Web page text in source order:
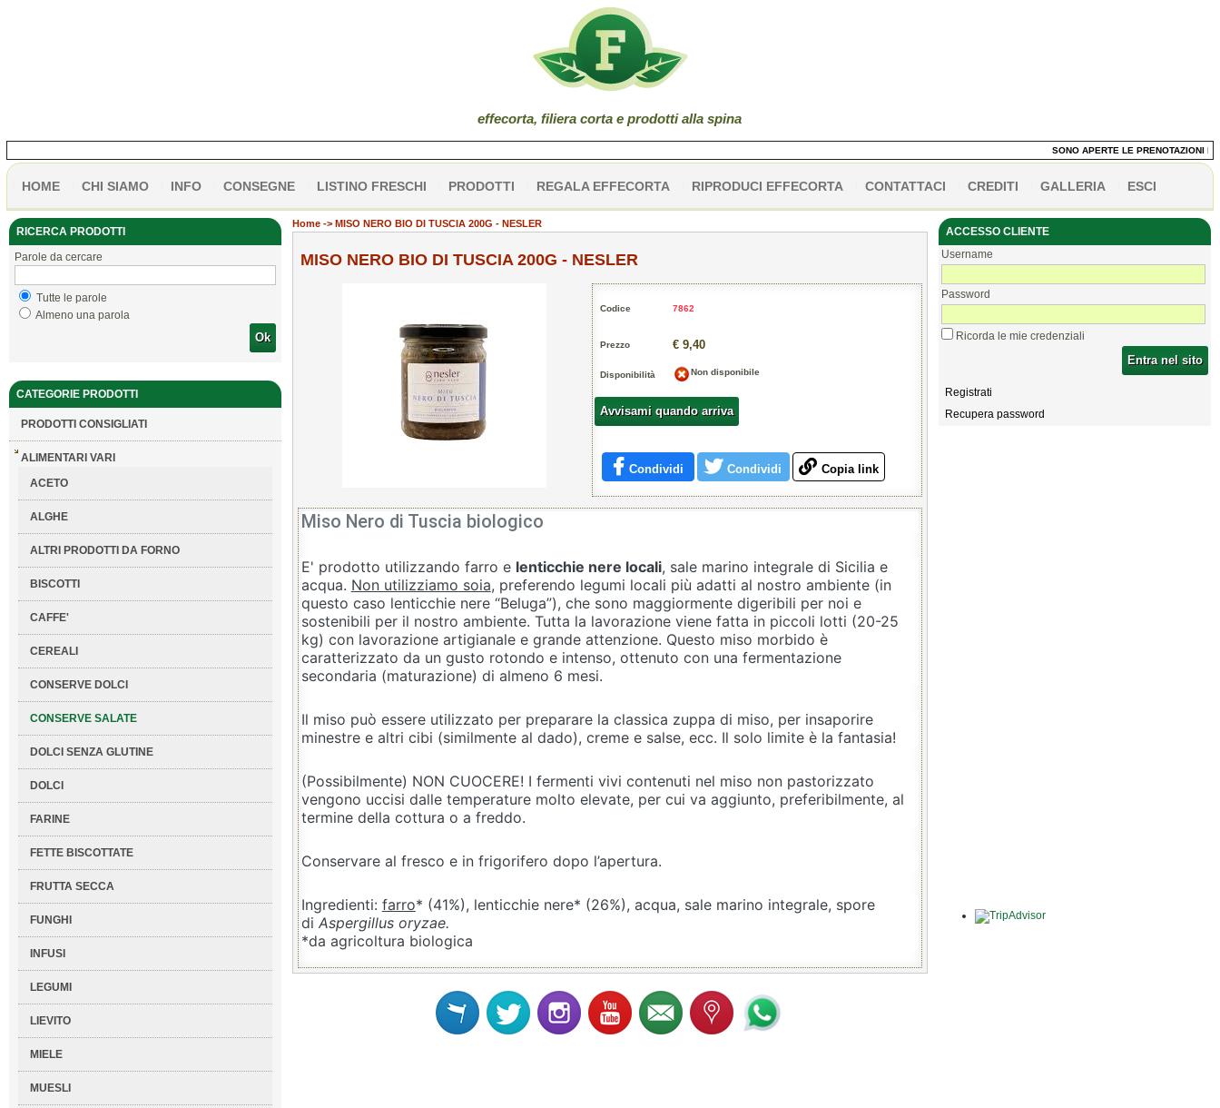
effecorta, filiera corta e prodotti alla spina
SONO APERTE LE PRENOTAZIONI DEI
HOME CHI SIAMO INFO CONSEGNE LISTINO FRESCHI PRODOTTI REGALA EFFECORTA RIPRODUCI EFFECORTA CONTATTACI CREDITI GALLERIA ESCI
RICERCA PRODOTTI
Parole da cercare
Tutte le parole
Almeno una parola
Ok
CATEGORIE PRODOTTI
PRODOTTI CONSIGLIATI
ALIMENTARI VARI
ACETO
ALGHE
ALTRI PRODOTTI DA FORNO
BISCOTTI
CAFFE'
CEREALI
CONSERVE DOLCI
CONSERVE SALATE
DOLCI SENZA GLUTINE
DOLCI
FARINE
FETTE BISCOTTATE
FRUTTA SECCA
FUNGHI
INFUSI
LEGUMI
LIEVITO
MIELE
MUESLI
Home-> MISO NERO BIO DI TUSCIA 200G - NESLER
MISO NERO BIO DI TUSCIA 200G - NESLER
Codice 7862
Prezzo € 9,40
Disponibilità Non disponibile
Avvisami quando arriva
Condividi Condividi Copia link
Miso Nero di Tuscia biologico
E' prodotto utilizzando farro e lenticchie nere locali, sale marino integrale di Sicilia e
acqua. Non utilizziamo soia, preferendo legumi locali più adatti al nostro ambiente (in
questo caso lenticchie nere “Beluga”), che sono maggiormente digeribili per noi e
sostenibili per il nostro ambiente. Tutta la lavorazione viene fatta in piccoli lotti (20-25
kg) con lavorazione artigianale e grande attenzione. Questo miso morbido è
caratterizzato da un gusto rotondo e intenso, ottenuto con una fermentazione
secondaria (maturazione) di almeno 6 mesi.
Il miso può essere utilizzato per preparare la classica zuppa di miso, per insaporire
minestre e altri cibi (similmente al dado), creme e salse, ecc. Il solo limite è la fantasia!
(Possibilmente) NON CUOCERE! I fermenti vivi contenuti nel miso non pastorizzato
vengono uccisi dalle temperature molto elevate, per cui va aggiunto, preferibilmente, al
termine della cottura o a freddo.
Conservare al fresco e in frigorifero dopo l’apertura.
Ingredienti: farro* (41%), lenticchie nere* (26%), acqua, sale marino integrale, spore
di Aspergillus oryzae.
*da agricoltura biologica
ACCESSO CLIENTE
Username
Password
Ricorda le mie credenziali
Entra nel sito
Registrati
Recupera password